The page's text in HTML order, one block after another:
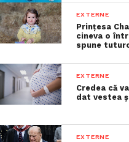
EXTERNE
Prințesa
cineva o
spune
EXTERNE
Credea că
dat vestea
EXTERNE